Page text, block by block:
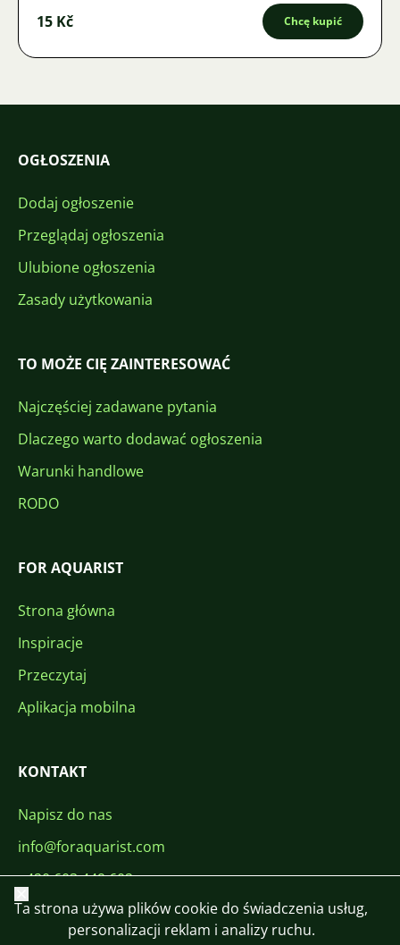
15 Kč Chcę kupić
OGŁOSZENIA
Dodaj ogłoszenie
Przeglądaj ogłoszenia
Ulubione ogłoszenia
Zasady użytkowania
TO MOŻE CIĘ ZAINTERESOWAĆ
Najczęściej zadawane pytania
Dlaczego warto dodawać ogłoszenia
Warunki handlowe
RODO
FOR AQUARIST
Strona główna
Inspiracje
Przeczytaj
Aplikacja mobilna
KONTAKT
Napisz do nas
info@foraquarist.com
+420 603 449 602
Zamknij
Ta strona używa plików cookie do świadczenia usług,
personalizacji reklam i analizy ruchu.